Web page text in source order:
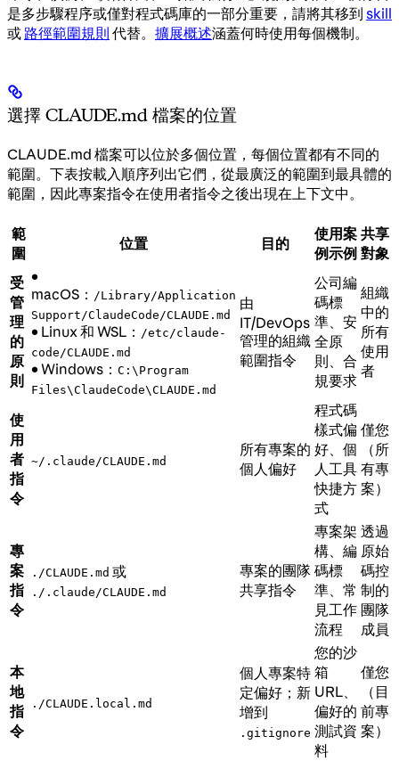
是多步驟程序或僅對程式碼庫的一部分重要，請將其移到 skill
或 路徑範圍規則 代替。 擴展概述涵蓋何時使用每個機制。
選擇 CLAUDE.md 檔案的位置
CLAUDE.md 檔案可以位於多個位置，每個位置都有不同的
範圍。下表按載入順序列出它們，從最廣泛的範圍到最具體的
範圍，因此專案指令在使用者指令之後出現在上下文中。
範
圍
位置 目的
使用案
例示例
共享
對象
受
管
理
的
原
則
•
macOS： /Library/Application
Support/ClaudeCode/CLAUDE.md
• Linux 和 WSL： /etc/claude-
code/CLAUDE.md
• Windows： C:\Program
Files\ClaudeCode\CLAUDE.md
由
IT/DevOps
管理的組織
範圍指令
公司編
碼標
準、安
全原
則、合
規要求
組織
中的
所有
使用
者
使
用
者
指
令
~/.claude/CLAUDE.md
所有專案的
個人偏好
程式碼
樣式偏
好、個
人工具
快捷方
式
僅您
（所
有專
案）
專
案
指
令
./CLAUDE.md 或
./.claude/CLAUDE.md
專案的團隊
共享指令
專案架
構、編
碼標
準、常
見工作
流程
透過
原始
碼控
制的
團隊
成員
本
地
指
令
./CLAUDE.local.md
個人專案特
定偏好；新
增到
.gitignore
您的沙
箱
URL、
偏好的
測試資
料
僅您
（目
前專
案）